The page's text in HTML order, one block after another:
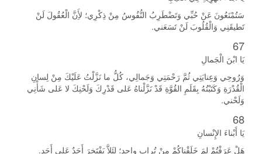
سَتُمْنَعُونَ عَنْ حُبِّي وَتَضْطَرِبُ النُّفُوسُ مِنْ ذِكْرِي؛ لأَِنَّ الْعُقُولَ لَنْ
تَطيقَنِي وَالْقُلُوبَ لَنْ تَسَعَني.
67
يَا ابْنَ الْجَمالِ
وَرُوحِي وَعِنايَتِي ثُمَّ رَحْمَتِي وَجَمالِي، كُلُّ ما نَزَّلْتُ عَلَيْكَ مِنْ لِسانِ
الْقُدْرَةِ وَكَتَبْتُهُ بِقَلَمِ القُوَّةِ قَدْ نَزَّلْناهُ عَلى قَدْرِكَ وَلَحْنِكَ لا عَلى شَأْنِي
وَلَحْني.
68
يَا أَبْناءَ الإِنْسانِ
هَلْ عَرَفْتُمْ لِمَ خَلَقْناكُمْ مِنْ تُرابٍ واحِدٍ؛ لِئَلاَّ يَفْتَخِرَ أَحَدٌ عَلى أَحَدٍ.